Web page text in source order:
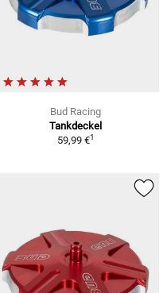
Bud Racing
Tankdeckel
59,99 €1